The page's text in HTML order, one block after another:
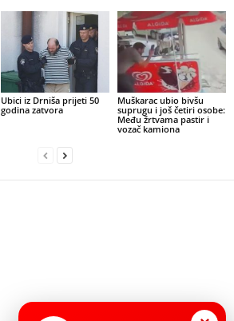
Ubici iz Drniša prijeti 50
godina zatvora
Muškarac ubio bivšu
suprugu i još četiri osobe:
Među žrtvama pastir i
vozač kamiona